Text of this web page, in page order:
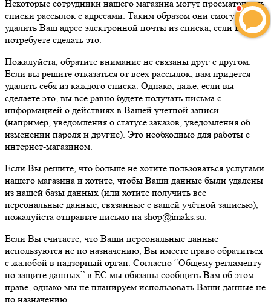
Некоторые сотрудники нашего магазина могут просматривать
списки рассылок с адресами. Таким образом они смогут
удалить Ваш адрес электронной почты из списка, если Вы
потребуете сделать это.
Пожалуйста, обратите внимание не связаны друг с другом.
Если вы решите отказаться от всех рассылок, вам придётся
удалить себя из каждого списка. Однако, даже, если вы
сделаете это, вы всё равно будете получать письма с
информацией о действиях в Вашей учётной записи
(например, уведомления о статусе заказов, уведомления об
изменении пароля и другие). Это необходимо для работы с
интернет-магазином.
Если Вы решите, что больше не хотите пользоваться услугами
нашего магазина и хотите, чтобы Ваши данные были удалены
из нашей базы данных (или хотите получить все
персональные данные, связанные с вашей учётной записью),
пожалуйста отправьте письмо на shop@imaks.su.
Если Вы считаете, что Ваши персональные данные
используются не по назначению, Вы имеете право обратиться
с жалобой в надзорный орган. Согласно “Общему регламенту
по защите данных” в ЕС мы обязаны сообщить Вам об этом
праве, однако мы не планируем использовать Ваши данные не
по назначению.